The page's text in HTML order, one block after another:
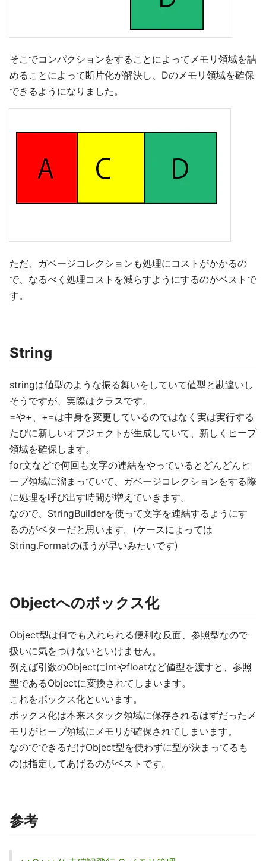
そこでコンパクションをすることによってメモリ領域を詰
めることによって断片化が解決し、Dのメモリ領域を確保
できるようになりました。
ただ、ガベージコレクションも処理にコストがかかるの
で、なるべく処理コストを減らすようにするのがベストで
す。
String
stringは値型のような振る舞いをしていて値型と勘違いし
そうですが、実際はクラスです。
=や+、+=は中身を変更しているのではなく実は実行する
たびに新しいオブジェクトが生成していて、新しくヒープ
領域を確保します。
for文などで何回も文字の連結をやっているとどんどんヒ
ープ領域に溜まっていて、ガベージコレクションをする際
に処理を呼び出す時間が増えていきます。
なので、StringBuilderを使って文字を連結するようにす
るのがベターだと思います。(ケースによっては
String.Formatのほうが早いみたいです)
Objectへのボックス化
Object型は何でも入れられる便利な反面、参照型なので
扱いに気をつけないといけません。
例えば引数のObjectにintやfloatなど値型を渡すと、参照
型であるObjectに変換されてしまいます。
これをボックス化といいます。
ボックス化は本来スタック領域に保存されるはずだったメ
モリがヒープ領域にメモリが確保されてしまいます。
なのでできるだけObject型を使わずに型が決まってるも
のは指定してあげるのがベストです。
参考